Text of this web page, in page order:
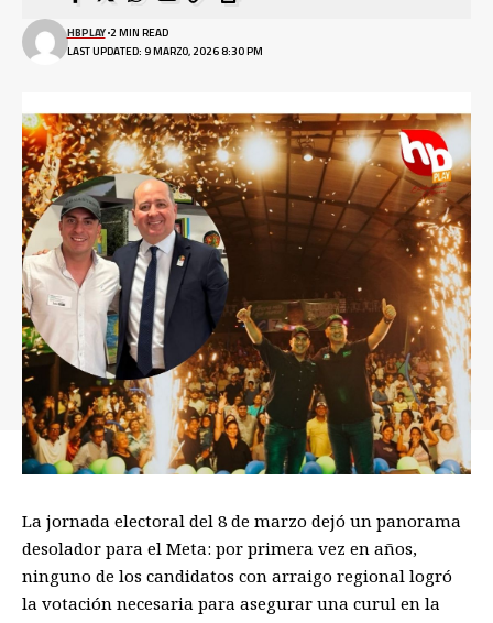
LAST UPDATED: 9 MARZO, 2026 8:30 PM
HBPLAY 2 MIN READ
La jornada electoral del 8 de marzo dejó un panorama
desolador para el Meta: por primera vez en años,
ninguno de los candidatos con arraigo regional logró
la votación necesaria para asegurar una curul en la